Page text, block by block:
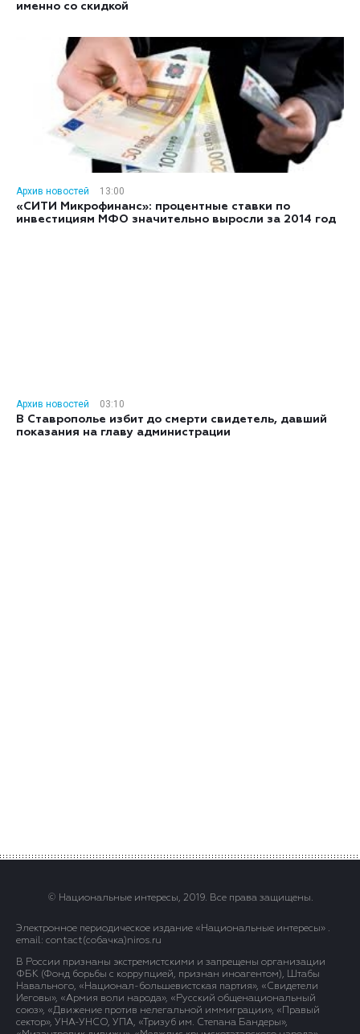
именно со скидкой
Архив новостей
13:00
«СИТИ Микрофинанс»: процентные ставки по
инвестициям МФО значительно выросли за 2014 год
Архив новостей
03:10
В Ставрополье избит до смерти свидетель, давший
показания на главу администрации
© Национальные интересы, 2019. Все права защищены.
Электронное периодическое издание «Национальные интересы» .
email: contact(сoбaчка)niros.ru
В России признаны экстремистскими и запрещены организации
ФБК (Фонд борьбы с коррупцией, признан иноагентом), Штабы
Навального, «Национал-большевистская партия», «Свидетели
Иеговы», «Армия воли народа», «Русский общенациональный
союз», «Движение против нелегальной иммиграции», «Правый
сектор», УНА-УНСО, УПА, «Тризуб им. Степана Бандеры»,